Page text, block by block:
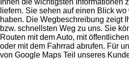
liefern. Sie sehen auf einen Blick
haben. Die Wegbeschreibung zeigt
bzw. schnellsten Weg zu uns. Sie
Routen mit dem Auto, mit
oder mit dem Fahrrad abrufen. Für
von Google Maps Teil unseres